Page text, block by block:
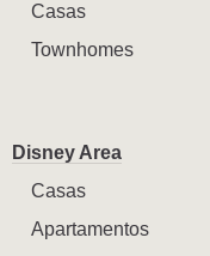
Casas
Townhomes
Disney Area
Casas
Apartamentos